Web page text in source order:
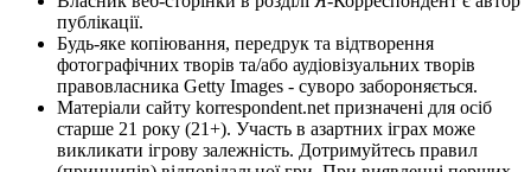
публікації.
Будь-яке копіювання, передрук та відтворення
фотографічних творів та/або аудіовізуальних творів
правовласника Getty Images - суворо забороняється.
Матеріали сайту korrespondent.net призначені для осіб
старше 21 року (21+). Участь в азартних іграх може
викликати ігрову залежність. Дотримуйтесь правил